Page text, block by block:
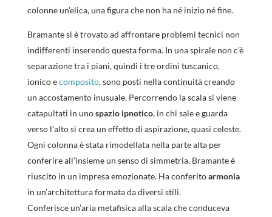
colonne un’elica, una figura che non ha né inizio né fine.
Bramante si è trovato ad affrontare problemi tecnici non
indifferenti inserendo questa forma. In una spirale non c’è
separazione tra i piani, quindi i tre ordini tuscanico,
ionico ecomposito, sono posti nella continuità creando
un accostamento inusuale. Percorrendo la scala si viene
catapultati in unospazio ipnotico, in chi sale e guarda
verso l’alto si crea un effetto di aspirazione, quasi celeste.
Ogni colonna è stata rimodellata nella parte alta per
conferire all’insieme un senso di simmetria. Bramante è
riuscito in un impresa emozionate. Ha conferitoarmonia
in un’architettura formata da diversi stili.
Conferisce un’aria metafisica alla scala che conduceva